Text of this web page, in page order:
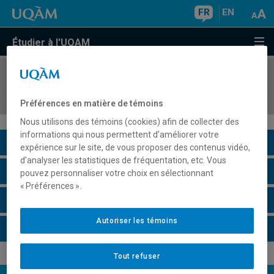
FR EN
Étudier à l'UQAM
COURS//
Description du cours
Horaire - Été 2026
Préférences en matière de témoins
Nous utilisons des témoins (cookies) afin de collecter des
informations qui nous permettent d’améliorer votre
expérience sur le site, de vous proposer des contenus vidéo,
d’analyser les statistiques de fréquentation, etc. Vous
pouvez personnaliser votre choix en sélectionnant
« Préférences ».
Tout refuser
Autoriser les témoins